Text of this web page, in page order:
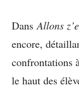
DansAllons
encore,
confrontations
le haut des